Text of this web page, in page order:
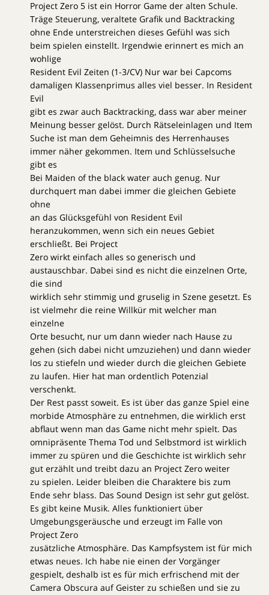
Project Zero 5 ist ein Horror Game der alten Schule.
Träge Steuerung, veraltete Grafik und Backtracking
ohne Ende unterstreichen dieses Gefühl was sich
beim spielen einstellt. Irgendwie erinnert es mich an
wohlige
Resident Evil Zeiten (1-3/CV) Nur war bei Capcoms
damaligen Klassenprimus alles viel besser. In Resident
Evil
gibt es zwar auch Backtracking, dass war aber meiner
Meinung besser gelöst. Durch Rätseleinlagen und Item
Suche ist man dem Geheimnis des Herrenhauses
immer näher gekommen. Item und Schlüsselsuche
gibt es
Bei Maiden of the black water auch genug. Nur
durchquert man dabei immer die gleichen Gebiete
ohne
an das Glücksgefühl von Resident Evil
heranzukommen, wenn sich ein neues Gebiet
erschließt. Bei Project
Zero wirkt einfach alles so generisch und
austauschbar. Dabei sind es nicht die einzelnen Orte,
die sind
wirklich sehr stimmig und gruselig in Szene gesetzt. Es
ist vielmehr die reine Willkür mit welcher man
einzelne
Orte besucht, nur um dann wieder nach Hause zu
gehen (sich dabei nicht umzuziehen) und dann wieder
los zu stiefeln und wieder durch die gleichen Gebiete
zu laufen. Hier hat man ordentlich Potenzial
verschenkt.
Der Rest passt soweit. Es ist über das ganze Spiel eine
morbide Atmosphäre zu entnehmen, die wirklich erst
abflaut wenn man das Game nicht mehr spielt. Das
omnipräsente Thema Tod und Selbstmord ist wirklich
immer zu spüren und die Geschichte ist wirklich sehr
gut erzählt und treibt dazu an Project Zero weiter
zu spielen. Leider bleiben die Charaktere bis zum
Ende sehr blass. Das Sound Design ist sehr gut gelöst.
Es gibt keine Musik. Alles funktioniert über
Umgebungsgeräusche und erzeugt im Falle von
Project Zero
zusätzliche Atmosphäre. Das Kampfsystem ist für mich
etwas neues. Ich habe nie einen der Vorgänger
gespielt, deshalb ist es für mich erfrischend mit der
Camera Obscura auf Geister zu schießen und sie zu